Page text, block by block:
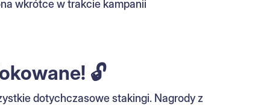
wkrótce w trakcie kampanii
🔓
dotychczasowe stakingi. Nagrody z